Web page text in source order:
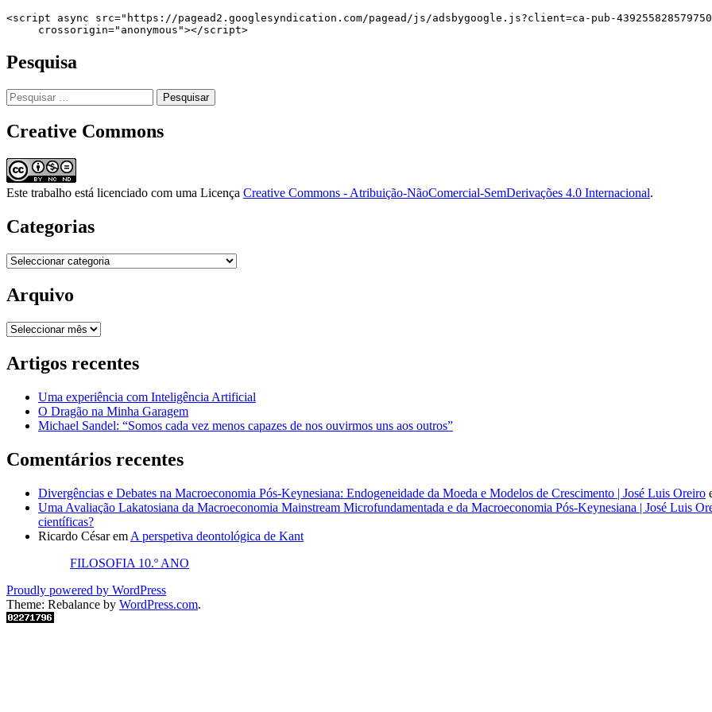
<script async src="https://pagead2.googlesyndication.com/pagead/js/adsbygoogle.js?client=ca-pub-
     crossorigin="anonymous"></script>
Pesquisa
Pesquisar
por:
Creative Commons
Este trabalho está licenciado com uma Licença Creative Commons - Atribuição-NãoComercial-SemDerivações 4.0 Internacional.
Categorias
Categorias
Arquivo
Arquivo
Artigos recentes
Uma experiência com Inteligência Artificial
O Dragão na Minha Garagem
Michael Sandel: “Somos cada vez menos capazes de nos ouvirmos uns aos outros”
Comentários recentes
Divergências e Debates na Macroeconomia Pós-Keynesiana: Endogeneidade da Moeda e Modelos de Crescimento | José Luis Oreiro
Uma Avaliação Lakatosiana da Macroeconomia Mainstream Microfundamentada e da Macroeconomia Pós-Keynesiana | José Luis
científicas?
Ricardo Césarem A perspetiva deontológica de Kant
FILOSOFIA 10.º ANO
Proudly powered by WordPress
Theme: Rebalance by WordPress.com.